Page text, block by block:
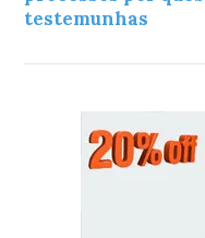
testemunhas